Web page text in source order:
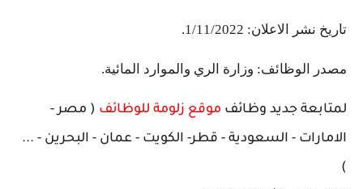
تاريخ نشر الاعلان: 1/11/2022.
مصدر الوظائف: وزارة الري والموارد المائية.
لمتابعة جديد وظائف موقع زلومة للوظائف ( مصر -
الامارات - السعودية - قطر- الكويت - عمان - البحرين - ...
)